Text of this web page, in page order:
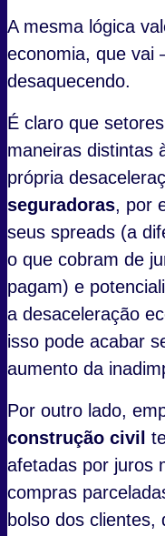
A mesma lógica
economia, que vai
desaquecendo.
É claro que
maneiras distintas
própria
seguradoras, por
seus spreads (a
o que cobram de
pagam) e
a desaceleração
isso pode acabar
aumento da
Por outro lado,
construção civil
afetadas por juros
compras
bolso dos